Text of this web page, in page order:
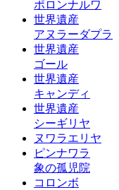
ポロンナルワ
世界遺産
アヌラーダプラ
世界遺産
ゴール
世界遺産
キャンディ
世界遺産
シーギリヤ
ヌワラエリヤ
ピンナワラ
象の孤児院
コロンボ